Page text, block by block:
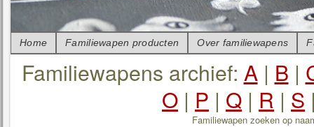
Familiewapens archief: A| B |
O | P | Q | R | S
Familiewapen zoeken op
Home Familiewapen producten Over familiewapens